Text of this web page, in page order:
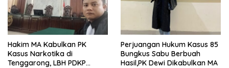
Hakim MA Kabulkan PK
Kasus Narkotika di
Tenggarong, LBH PDKP
Perjuangan Hukum Kasus 85
Bungkus Sabu Berbuah
Hasil,PK Dewi Dikabulkan MA